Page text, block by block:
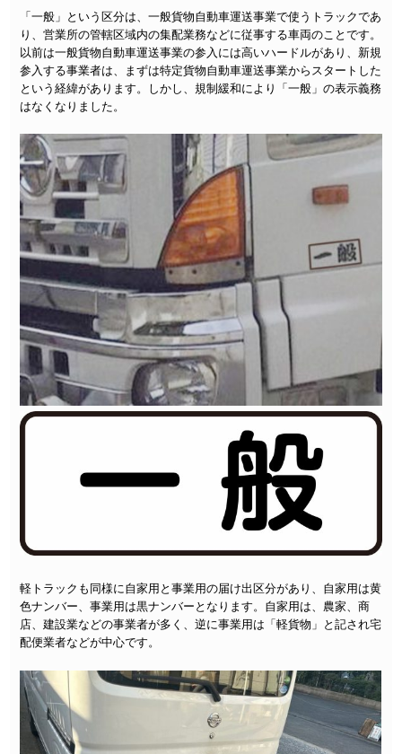
「一般」という区分は、一般貨物自動車運送事業で使うトラックであ
り、営業所の管轄区域内の集配業務などに従事する車両のことです。
以前は一般貨物自動車運送事業の参入には高いハードルがあり、新規
参入する事業者は、まずは特定貨物自動車運送事業からスタートした
という経緯があります。しかし、規制緩和により「一般」の表示義務
はなくなりました。
軽トラックも同様に自家用と事業用の届け出区分があり、自家用は黄
色ナンバー、事業用は黒ナンバーとなります。自家用は、農家、商
店、建設業などの事業者が多く、逆に事業用は「軽貨物」と記され宅
配便業者などが中心です。